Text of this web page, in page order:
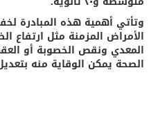
وتأتي أهمية هذه المبادرة
الأمراض المزمنة مثل ارتفاع
المعدي ونقص الخصوبة أو
الصحة يمكن الوقاية منه